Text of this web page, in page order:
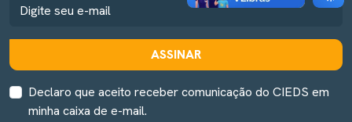
ASSINAR
Declaro que aceito receber comunicação do CIEDS em
minha caixa de e-mail.